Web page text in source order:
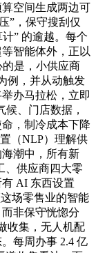
空间生成两边可
”，保守搜刮仅
” 的逾越。每个
智能体外，正以
是，小供应商
例，并从动触发
办马拉松，立即
、门店数据，
，制冷成本下降
（NLP）理解供
潮中，所有新
、供应商四大零
AI 东西设置
场零售业的智能
非保守恍惚分
收集，无人机配
每周办事 2.4 亿